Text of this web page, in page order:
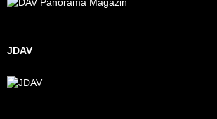
JDAV